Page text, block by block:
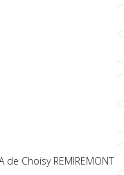
Choisy REMIREMONT